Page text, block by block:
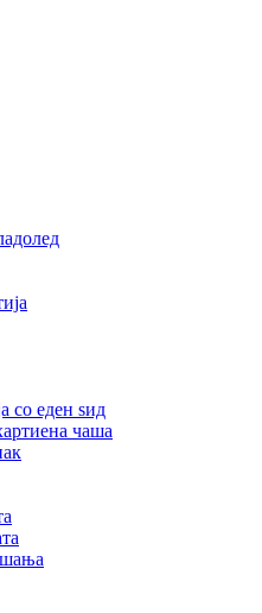
со еден ѕид
чаша